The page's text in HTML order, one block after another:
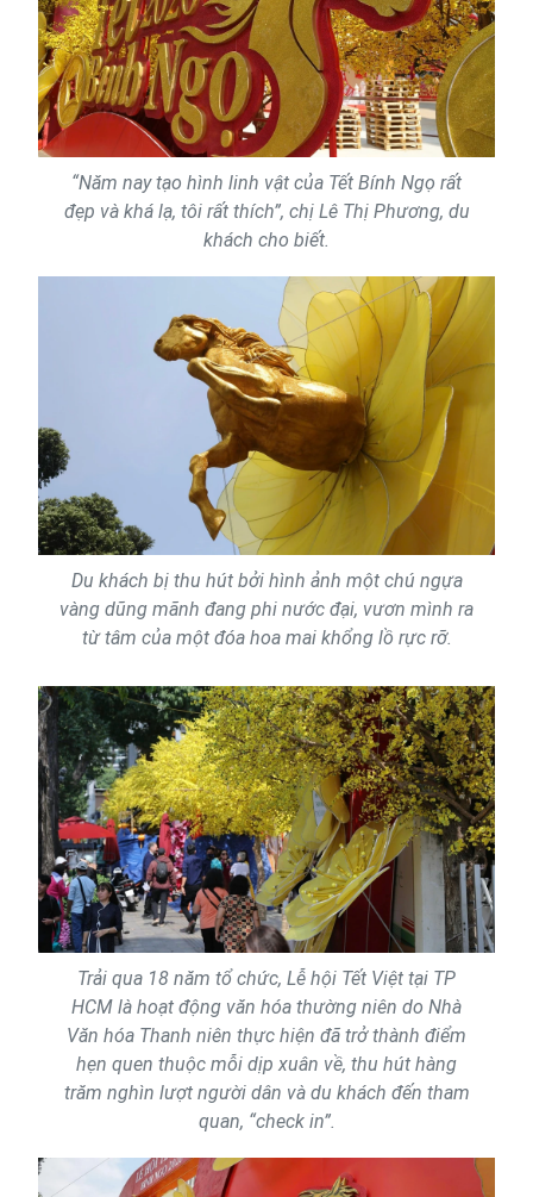
“Năm nay tạo hình linh vật của Tết Bính Ngọ rất
đẹp và khá lạ, tôi rất thích”, chị Lê Thị Phương, du
khách cho biết.
Du khách bị thu hút bởi hình ảnh một chú ngựa
vàng dũng mãnh đang phi nước đại, vươn mình ra
từ tâm của một đóa hoa mai khổng lồ rực rỡ.
Trải qua 18 năm tổ chức, Lễ hội Tết Việt tại TP
HCM là hoạt động văn hóa thường niên do Nhà
Văn hóa Thanh niên thực hiện đã trở thành điểm
hẹn quen thuộc mỗi dịp xuân về, thu hút hàng
trăm nghìn lượt người dân và du khách đến tham
quan, “check in”.